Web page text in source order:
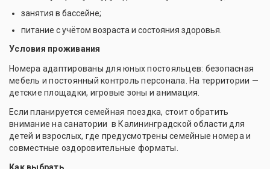
занятия в бассейне;
питание с учётом возраста и состояния здоровья.
Условия проживания
Номера адаптированы для юных постояльцев: безопасная
мебель и постоянный контроль персонала. На территории —
детские площадки, игровые зоны и анимация.
Если планируется семейная поездка, стоит обратить
внимание на санатории в Калининградской области для
детей и взрослых, где предусмотрены семейные номера и
совместные оздоровительные форматы.